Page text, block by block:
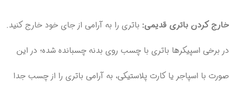
خارج کردن باتری قدیمی: باتری را به آرامی از جای خود خارج کنید.
در برخی اسپیکرها باتری با چسب روی بدنه چسبانده شده؛ در این
صورت با اسپاجر یا کارت پلاستیکی، به آرامی باتری را از چسب جدا